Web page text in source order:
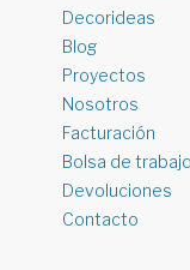
Decorideas
Blog
Proyectos
Nosotros
Facturación
Bolsa de trabajo
Devoluciones
Contacto